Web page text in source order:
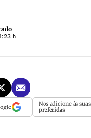
h
Nos adicione às suas
preferidas